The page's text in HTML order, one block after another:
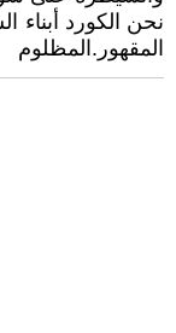
نحن الكورد أبناء
المقهور.المظلوم